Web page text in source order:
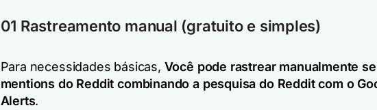
01 Rastreamento manual (gratuito e simples)
Para necessidades básicas, Você pode rastrear manualmente
mentions do Reddit combinando a pesquisa do Reddit com o
Alerts.